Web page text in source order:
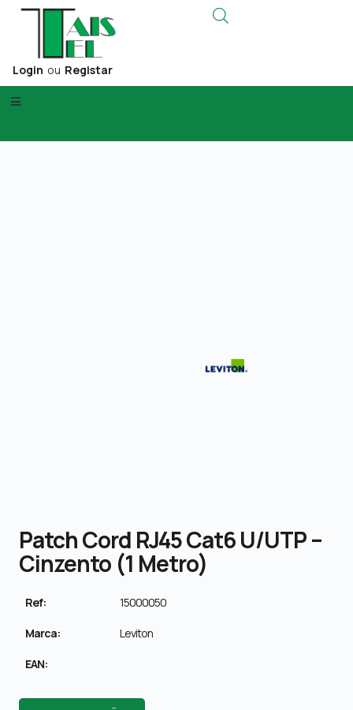
Login ou Registar
Patch Cord RJ45 Cat6 U/UTP –
Cinzento (1 Metro)
Ref: 15000050
Marca: Leviton
EAN: